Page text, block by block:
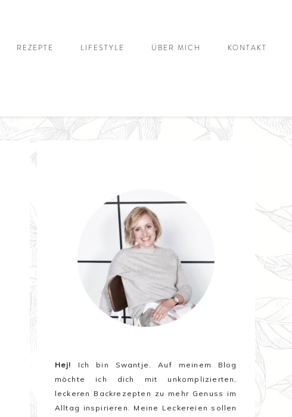
REZEPTE LIFESTYLE ÜBER MICH KONTAKT
Hej!
Ich bin Swantje. Auf meinem Blog
möchte ich dich mit unkomplizierten,
leckeren Backrezepten zu mehr Genuss im
Alltag inspirieren. Meine Leckereien sollen